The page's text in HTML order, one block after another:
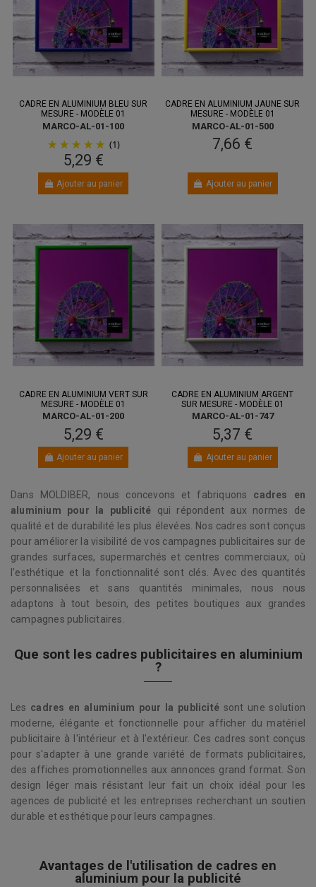
CADRE EN ALUMINIUM BLEU SUR
MESURE - MODÈLE 01
MARCO-AL-01-100
(1)
5,29 €
Ajouter au panier
CADRE EN ALUMINIUM JAUNE SUR
MESURE - MODÈLE 01
MARCO-AL-01-500
7,66 €
Ajouter au panier
CADRE EN ALUMINIUM VERT SUR
MESURE - MODÈLE 01
MARCO-AL-01-200
5,29 €
Ajouter au panier
CADRE EN ALUMINIUM ARGENT
SUR MESURE - MODÈLE 01
MARCO-AL-01-747
5,37 €
Ajouter au panier
Dans MOLDIBER, nous concevons et fabriquons cadres en
aluminium pour la publicité qui répondent aux normes de
qualité et de durabilité les plus élevées. Nos cadres sont conçus
pour améliorer la visibilité de vos campagnes publicitaires sur de
grandes surfaces, supermarchés et centres commerciaux, où
l'esthétique et la fonctionnalité sont clés. Avec des quantités
personnalisées et sans quantités minimales, nous nous
adaptons à tout besoin, des petites boutiques aux grandes
campagnes publicitaires.
Que sont les cadres publicitaires en aluminium
?
Les cadres en aluminium pour la publicitésont une solution
moderne, élégante et fonctionnelle pour afficher du matériel
publicitaire à l'intérieur et à l'extérieur. Ces cadres sont conçus
pour s'adapter à une grande variété de formats publicitaires,
des affiches promotionnelles aux annonces grand format. Son
design léger mais résistant leur fait un choix idéal pour les
agences de publicité et les entreprises recherchant un soutien
durable et esthétique pour leurs campagnes.
Avantages de l'utilisation de cadres en
aluminium pour la publicité